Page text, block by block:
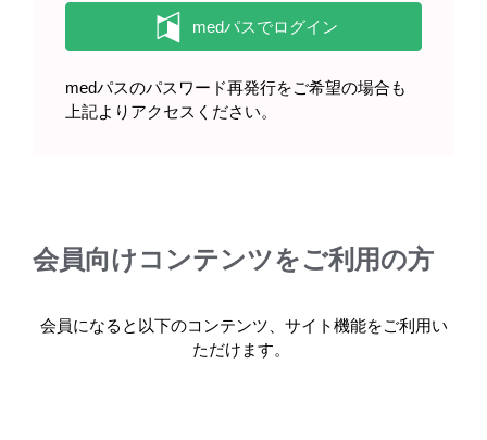
エベレンゾ錠を服用される患者さ
んへ（2023年12月）
製品情報
基本情報・安全性情報
medパスのパスワード再発行をご希望の場合も
上記よりアクセスください。
会員向けコンテンツをご利用の方
会員になると以下のコンテンツ、サイト機能をご利用い
ただけます。